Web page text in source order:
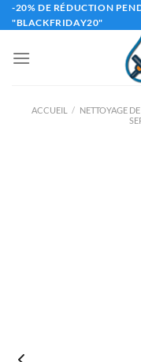
Passer
au
-20% DE RÉDUCTION
"BLACKFRIDAY20"
ACCUEIL / NETTOYAGE